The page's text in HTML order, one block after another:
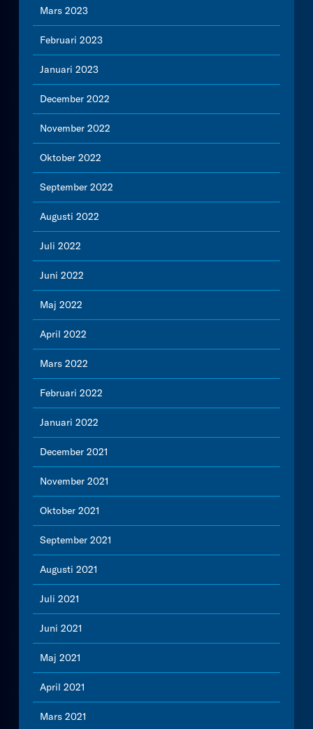
Mars 2023
Februari 2023
Januari 2023
December 2022
November 2022
Oktober 2022
September 2022
Augusti 2022
Juli 2022
Juni 2022
Maj 2022
April 2022
Mars 2022
Februari 2022
Januari 2022
December 2021
November 2021
Oktober 2021
September 2021
Augusti 2021
Juli 2021
Juni 2021
Maj 2021
April 2021
Mars 2021